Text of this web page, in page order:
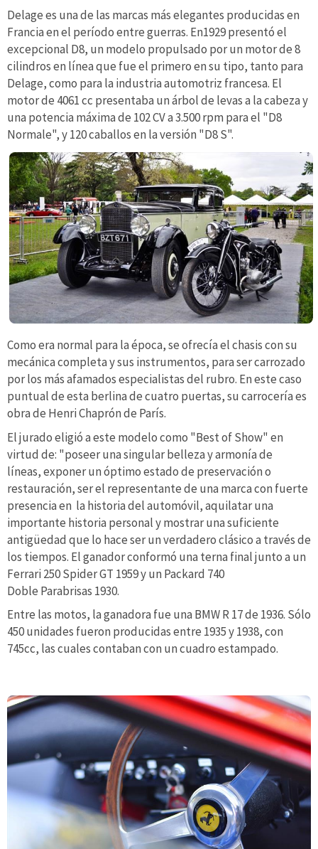
Delage es una de las marcas más elegantes producidas en
Francia en el período entre guerras. En1929 presentó el
excepcional D8, un modelo propulsado por un motor de 8
cilindros en línea que fue el primero en su tipo, tanto para
Delage, como para la industria automotriz francesa. El
motor de 4061 cc presentaba un árbol de levas a la cabeza y
una potencia máxima de 102 CV a 3.500 rpm para el "D8
Normale", y 120 caballos en la versión "D8 S".
Como era normal para la época, se ofrecía el chasis con su
mecánica completa y sus instrumentos, para ser carrozado
por los más afamados especialistas del rubro. En este caso
puntual de esta berlina de cuatro puertas, su carrocería es
obra de Henri Chaprón de París.
El jurado eligió a este modelo como "Best of Show" en
virtud de: "poseer una singular belleza y armonía de
líneas, exponer un óptimo estado de preservación o
restauración, ser el representante de una marca con fuerte
presencia en la historia del automóvil, aquilatar una
importante historia personal y mostrar una suficiente
antigüedad que lo hace ser un verdadero clásico a través de
los tiempos. El ganador conformó una terna final junto a un
Ferrari 250 Spider GT 1959 y un Packard 740
Doble Parabrisas 1930.
Entre las motos, la ganadora fue una BMW R 17 de 1936. Sólo
450 unidades fueron producidas entre 1935 y 1938, con
745cc, las cuales contaban con un cuadro estampado.